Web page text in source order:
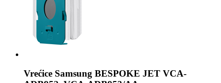
Vrećice Samsung BESPOKE JET VCA-